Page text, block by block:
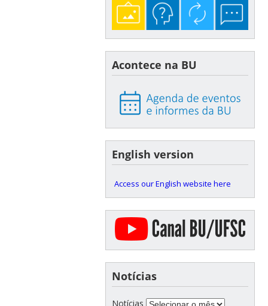
Acontece na BU
English version
Access our English website here
Notícias
Notícias